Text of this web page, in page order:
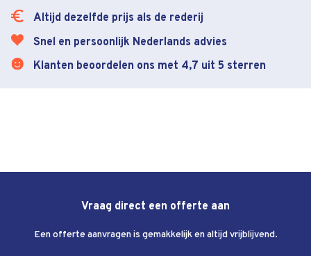
Altijd dezelfde prijs als de rederij
Snel en persoonlijk Nederlands advies
Klanten beoordelen ons met 4,7 uit 5 sterren
Vraag direct een offerte aan
Een offerte aanvragen is gemakkelijk en altijd vrijblijvend.